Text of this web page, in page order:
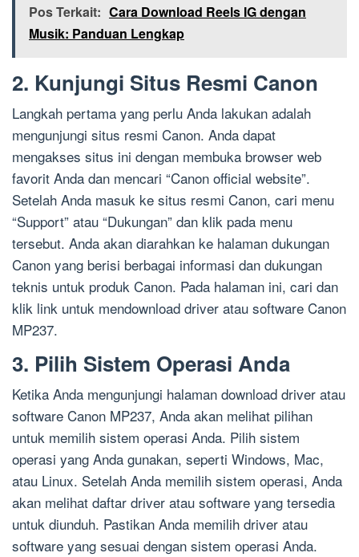
Pos Terkait: Cara Download Reels IG dengan
Musik: Panduan Lengkap
2. Kunjungi Situs Resmi Canon
Langkah pertama yang perlu Anda lakukan adalah
mengunjungi situs resmi Canon. Anda dapat
mengakses situs ini dengan membuka browser web
favorit Anda dan mencari “Canon official website”.
Setelah Anda masuk ke situs resmi Canon, cari menu
“Support” atau “Dukungan” dan klik pada menu
tersebut. Anda akan diarahkan ke halaman dukungan
Canon yang berisi berbagai informasi dan dukungan
teknis untuk produk Canon. Pada halaman ini, cari dan
klik link untuk mendownload driver atau software Canon
MP237.
3. Pilih Sistem Operasi Anda
Ketika Anda mengunjungi halaman download driver atau
software Canon MP237, Anda akan melihat pilihan
untuk memilih sistem operasi Anda. Pilih sistem
operasi yang Anda gunakan, seperti Windows, Mac,
atau Linux. Setelah Anda memilih sistem operasi, Anda
akan melihat daftar driver atau software yang tersedia
untuk diunduh. Pastikan Anda memilih driver atau
software yang sesuai dengan sistem operasi Anda.